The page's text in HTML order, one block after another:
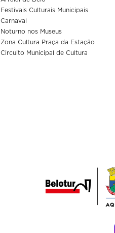
Festivais Culturais Municipais
Carnaval
Noturno nos Museus
Zona Cultura Praça da Estação
Circuito Municipal de Cultura